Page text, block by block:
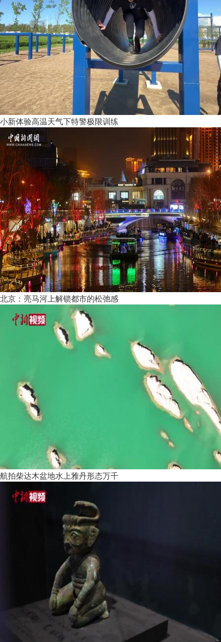
小新体验高温天气下特警极限训练
北京：亮马河上解锁都市的松弛感
航拍柴达木盆地水上雅丹形态万千